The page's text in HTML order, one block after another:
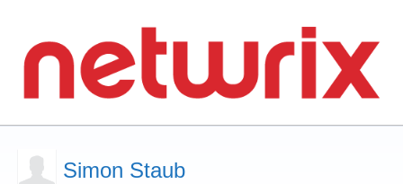
Simon Staub